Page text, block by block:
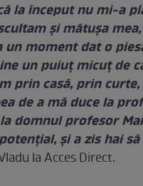
la început nu mi-a
și mătușa
un moment dat o
un puiuţ micuț de
prin casă, prin
de a mă duce la
domnul profesor
și a zis hai
la Acces Direct.